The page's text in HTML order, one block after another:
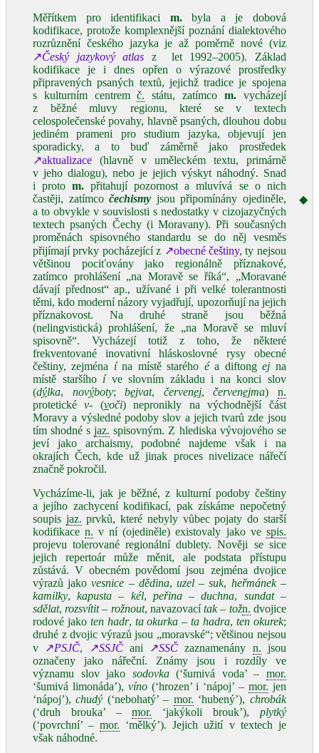
Měřítkem pro identifikaci m.byla a je dobová
kodifikace, protože komplexnější poznání dialektového
rozrůznění českého jazyka je až poměrně nové (viz
↗Český jazykový atlas z let 1992–2005). Základ
kodifikace je i dnes opřen o výrazové prostředky
připravených psaných textů, jejichž tradice je spojena
s kulturním centremč. státu, zatímco m.vycházejí
z běžné mluvy regionu, které se v textech
celospolečenské povahy, hlavně psaných, dlouhou dobu
jediném prameni pro studium jazyka, objevují jen
sporadicky, a to buď záměrně jako prostředek
↗aktualizace (hlavně v uměleckém textu, primárně
v jeho dialogu), nebo je jejich výskyt náhodný. Snad
i protom. přitahují pozornost a mluvívá se o nich
častěji, zatímcočechismy jsou připomínány ojediněle,
a to obvykle v souvislosti s nedostatky v cizojazyčných
textech psaných Čechy (i Moravany). Při současných
proměnách spisovného standardu se do něj vesměs
přijímají prvky pocházející z ↗obecné češtiny, ty nejsou
většinou pociťovány jako regionálně příznakové,
zatímco prohlášení „na Moravě se říká“, „Moravané
dávají přednost“ ap., užívané i při velké tolerantnosti
těmi, kdo moderní názory vyjadřují, upozorňují na jejich
příznakovost. Na druhé straně jsou běžná
(nelingvistická) prohlášení, že „na Moravě se mluví
spisovně“. Vycházejí totiž z toho, že některé
frekventované inovativní hláskoslovné rysy obecné
češtiny, zejména ína místě starého éa diftongej na
místě staršího íve slovním základu i na konci slov
(dýlka, novýboty;bejvat, červenej,červenejma) n.
protetickév‑ (voči) nepronikly na východnější část
Moravy a výsledné podoby slov a jejich tvarů zde jsou
tím shodné sjaz. spisovným. Z hlediska vývojového se
jeví jako archaismy, podobné najdeme však i na
okrajích Čech, kde už jinak proces nivelizace nářečí
značně pokročil.
Vycházíme‑li, jak je běžné, z kulturní podoby češtiny
a jejího zachycení kodifikací, pak získáme nepočetný
soupis jaz. prvků, které nebyly vůbec pojaty do starší
kodifikacen. v ní (ojediněle) existovaly jako ve spis.
projevu tolerované regionální dublety. Nověji se sice
jejich repertoár může měnit, ale podstata přístupu
zůstává. V obecném povědomí jsou zejména dvojice
výrazů jakovesnice – dědina, uzel – suk, heřmánek –
kamilky,kapusta – kél, peřina – duchna, sundat –
sdělat,rozsvítit – rožnout, navazovacítak – tožn. dvojice
rodové jako ten hadr, ta okurka –ta hadra, ten okurek;
druhé z dvojic výrazů jsou „moravské“; většinou nejsou
v
↗PSJČ, ↗SSJČani ↗SSČ zaznamenány n. jsou
označeny jako nářeční. Známy jsou i rozdíly ve
významu slov jako sodovka(‘šumivá voda’ – mor.
‘šumivá limonáda’), víno(‘hrozen’ i ‘nápoj’ – mor. jen
‘nápoj’),chudý (‘nebohatý’ – mor. ‘hubený’), chrobák
(‘druh brouka’ –mor. ‘jakýkoli brouk’), plytký
(‘povrchní’ –mor. ‘mělký’). Jejich užití v textech je
však náhodné.
◆